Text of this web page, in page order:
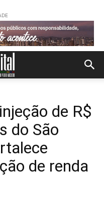
de R$
do São
de renda